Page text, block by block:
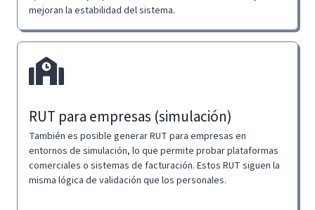
mejoran la estabilidad del sistema.
RUT para empresas (simulación)
También es posible generar RUT para empresas en
entornos de simulación, lo que permite probar plataformas
comerciales o sistemas de facturación. Estos RUT siguen la
misma lógica de validación que los personales.